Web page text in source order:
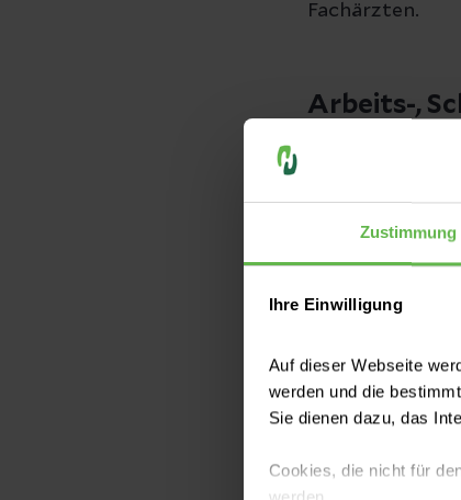
Zustimmung
Ihre Einwilligung
Auf dieser Webseite
werden und die
Sie dienen dazu, das
Cookies, die nicht für
Fachärzten.
Arbeits-,
Der
Notaufnahme